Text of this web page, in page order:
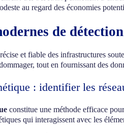
au regard des économies
de
et fiable des infrastructures
tout en fournissant des
: identifier les
constitue une méthode efficace
qui interagissent avec les